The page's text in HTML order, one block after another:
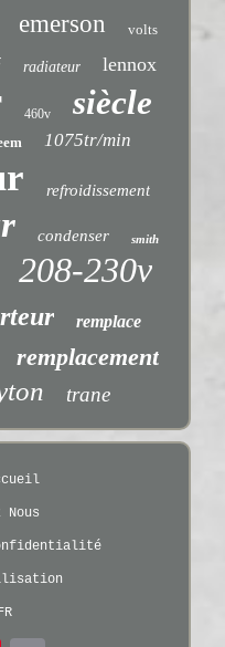
emerson volts
radiateur lennox
460v siècle
1075tr/min
refroidissement
condenser smith
208-230v
remplace
remplacement
trane
Nous